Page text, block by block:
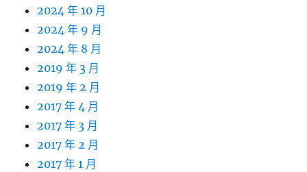
2024 年 10 月
2024 年 9 月
2024 年 8 月
2019 年 3 月
2019 年 2 月
2017 年 4 月
2017 年 3 月
2017 年 2 月
2017 年 1 月